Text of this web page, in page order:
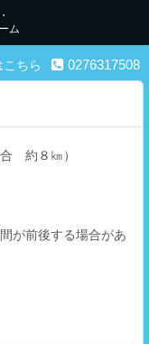
こちら 0276317508
約８㎞）
が前後する場合があ
ム